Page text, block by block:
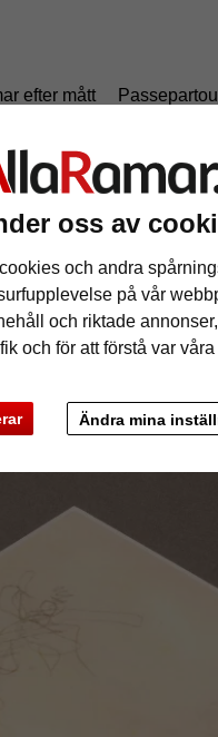
oss av
och andra
på vår
och riktade
och för att förstå var
Ändra mina
efter mått
i museikvalitet med
i